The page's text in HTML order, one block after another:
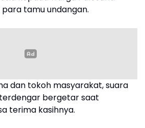
tamu undangan.
dan tokoh masyarakat, suara
bergetar saat
terima kasihnya.